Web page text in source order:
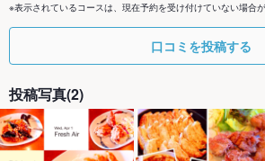
※表示されているコースは、現在予約を受け付けていない場合が
口コミを投稿する
投稿写真(2)